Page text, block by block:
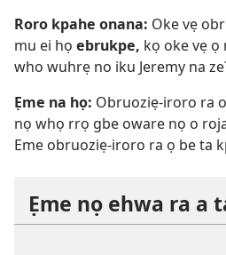
Roro kpahe onana: Oke vẹ
mu ei họ ebrukpe, kọ oke vẹ ọ
who wuhrẹ no iku Jeremy na
Ẹme na họ: Obruoziẹ-iroro ra
nọ whọ rrọ gbe oware nọ o
Eme obruoziẹ-iroro ra ọ be ta
Ẹme nọ ehwa ra a